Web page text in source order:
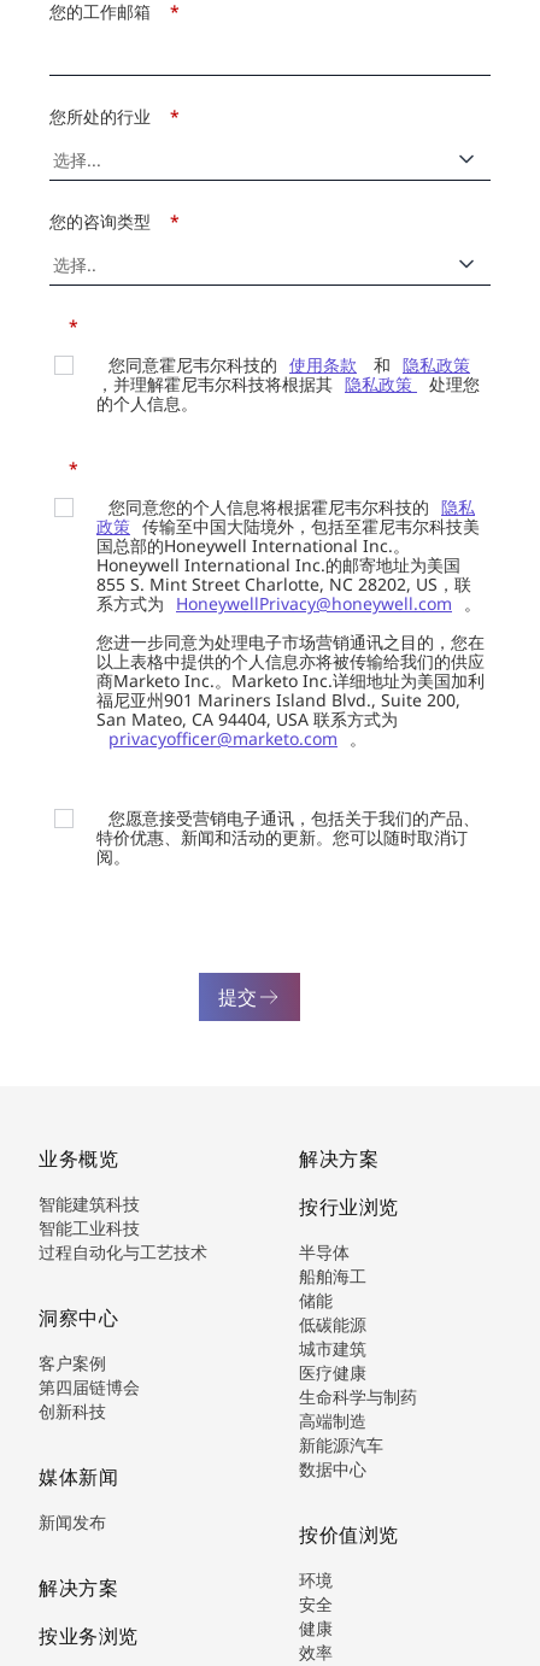
*
您的工作邮箱
*
您所处的行业
*
您的咨询类型
*
您同意霍尼韦尔科技的 使用条款 和 隐私政策
，并理解霍尼韦尔科技将根据其 隐私政策
处理您
的个人信息。
*
您同意您的个人信息将根据霍尼韦尔科技的 隐私
政策 传输至中国大陆境外，包括至霍尼韦尔科技美
国总部的Honeywell International Inc.。
Honeywell International Inc.的邮寄地址为美国
855 S. Mint Street Charlotte, NC 28202, US，联
系方式为
HoneywellPrivacy@honeywell.com
。
您进一步同意为处理电子市场营销通讯之目的，您在
以上表格中提供的个人信息亦将被传输给我们的供应
商Marketo Inc.。Marketo Inc.详细地址为美国加利
福尼亚州901 Mariners Island Blvd., Suite 200,
San Mateo, CA 94404, USA 联系方式为
privacyofficer@marketo.com
。
您愿意接受营销电子通讯，包括关于我们的产品、
特价优惠、新闻和活动的更新。您可以随时取消订
阅。
提交
业务概览
智能建筑科技
智能工业科技
过程自动化与工艺技术
洞察中心
客户案例
第四届链博会
创新科技
媒体新闻
新闻发布
解决方案
按业务浏览
解决方案
按行业浏览
半导体
船舶海工
储能
低碳能源
城市建筑
医疗健康
生命科学与制药
高端制造
新能源汽车
数据中心
按价值浏览
环境
安全
健康
效率